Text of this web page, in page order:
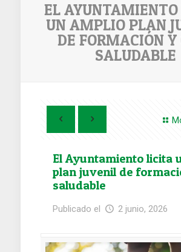
EL
UN AMPLIO PLAN
DE FORMACIÓN Y
SALUDABLE
El Ayuntamiento licita
plan juvenil de
saludable
Publicado el 2 junio, 2026